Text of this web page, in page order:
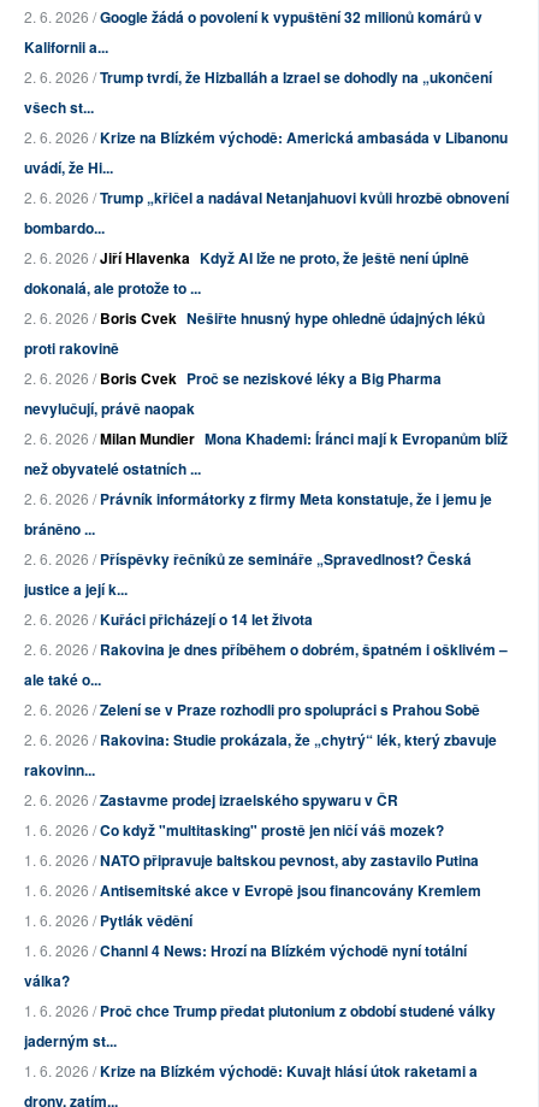
2. 6. 2026 /Google žádá o povolení k vypuštění 32 milionů komárů v
Kalifornii a...
2. 6. 2026 /Trump tvrdí, že Hizballáh a Izrael se dohodly na „ukončení
všech st...
2. 6. 2026 /Krize na Blízkém východě: Americká ambasáda v Libanonu
uvádí, že Hi...
2. 6. 2026 /Trump „křičel a nadával Netanjahuovi kvůli hrozbě obnovení
bombardo...
2. 6. 2026 /Jiří Hlavenka Když AI lže ne proto, že ještě není úplně
dokonalá, ale protože to ...
2. 6. 2026 /Boris Cvek Nešiřte hnusný hype ohledně údajných léků
proti rakovině
2. 6. 2026 /Boris Cvek Proč se neziskové léky a Big Pharma
nevylučují, právě naopak
2. 6. 2026 /Milan Mundier Mona Khademi: Íránci mají k Evropanům blíž
než obyvatelé ostatních ...
2. 6. 2026 /Právník informátorky z firmy Meta konstatuje, že i jemu je
bráněno ...
2. 6. 2026 /Příspěvky řečníků ze semináře „Spravedlnost? Česká
justice a její k...
2. 6. 2026 /Kuřáci přicházejí o 14 let života
2. 6. 2026 /Rakovina je dnes příběhem o dobrém, špatném i ošklivém –
ale také o...
2. 6. 2026 /Zelení se v Praze rozhodli pro spolupráci s Prahou Sobě
2. 6. 2026 /Rakovina: Studie prokázala, že „chytrý“ lék, který zbavuje
rakovinn...
2. 6. 2026 /Zastavme prodej izraelského spywaru v ČR
1. 6. 2026 /Co když "multitasking" prostě jen ničí váš mozek?
1. 6. 2026 /NATO připravuje baltskou pevnost, aby zastavilo Putina
1. 6. 2026 /Antisemitské akce v Evropě jsou financovány Kremlem
1. 6. 2026 /Pytlák vědění
1. 6. 2026 /Channl 4 News: Hrozí na Blízkém východě nyní totální
válka?
1. 6. 2026 /Proč chce Trump předat plutonium z období studené války
jaderným st...
1. 6. 2026 /Krize na Blízkém východě: Kuvajt hlásí útok raketami a
drony, zatím...